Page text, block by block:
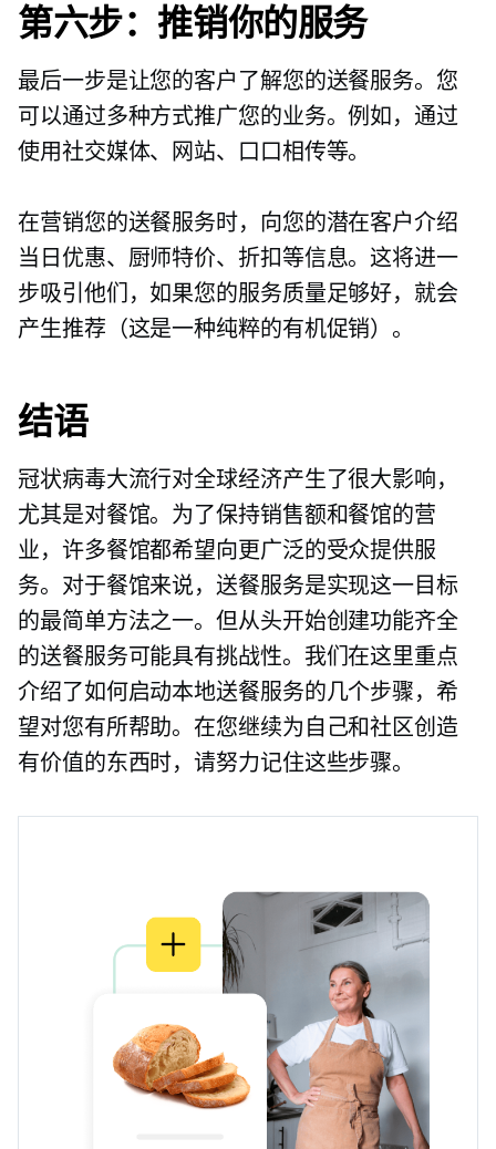
第六步：推销你的服务
最后一步是让您的客户了解您的送餐服务。您
可以通过多种方式推广您的业务。例如，通过
使用社交媒体、网站、口口相传等。
在营销您的送餐服务时，向您的潜在客户介绍
当日优惠、厨师特价、折扣等信息。这将进一
步吸引他们，如果您的服务质量足够好，就会
产生推荐（这是一种纯粹的有机促销）。
结语
冠状病毒大流行对全球经济产生了很大影响，
尤其是对餐馆。为了保持销售额和餐馆的营
业，许多餐馆都希望向更广泛的受众提供服
务。对于餐馆来说，送餐服务是实现这一目标
的最简单方法之一。但从头开始创建功能齐全
的送餐服务可能具有挑战性。我们在这里重点
介绍了如何启动本地送餐服务的几个步骤，希
望对您有所帮助。在您继续为自己和社区创造
有价值的东西时，请努力记住这些步骤。